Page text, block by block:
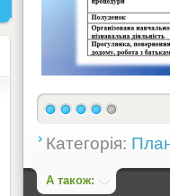
Категорія:
А також: